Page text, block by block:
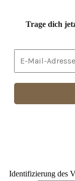
Trage dich
Identifizierung des